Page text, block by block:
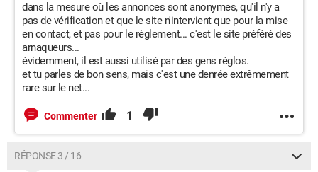
dans la mesure où les annonces sont anonymes, qu'il n'y a
pas de vérification et que le site n'intervient que pour la mise
en contact, et pas pour le règlement... c'est le site préféré des
arnaqueurs...
évidemment, il est aussi utilisé par des gens réglos.
et tu parles de bon sens, mais c'est une denrée extrêmement
rare sur le net...
Commenter 1
RÉPONSE 3 / 16